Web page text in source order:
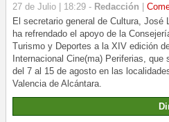
27 de Julio | 18:29 - Redacción |
El secretario general de Cultura, José
ha refrendado el apoyo de la
Turismo y Deportes a la XIV edición
Internacional Cine(ma) Periferias, que
del 7 al 15 de agosto en las
Valencia de Alcántara.